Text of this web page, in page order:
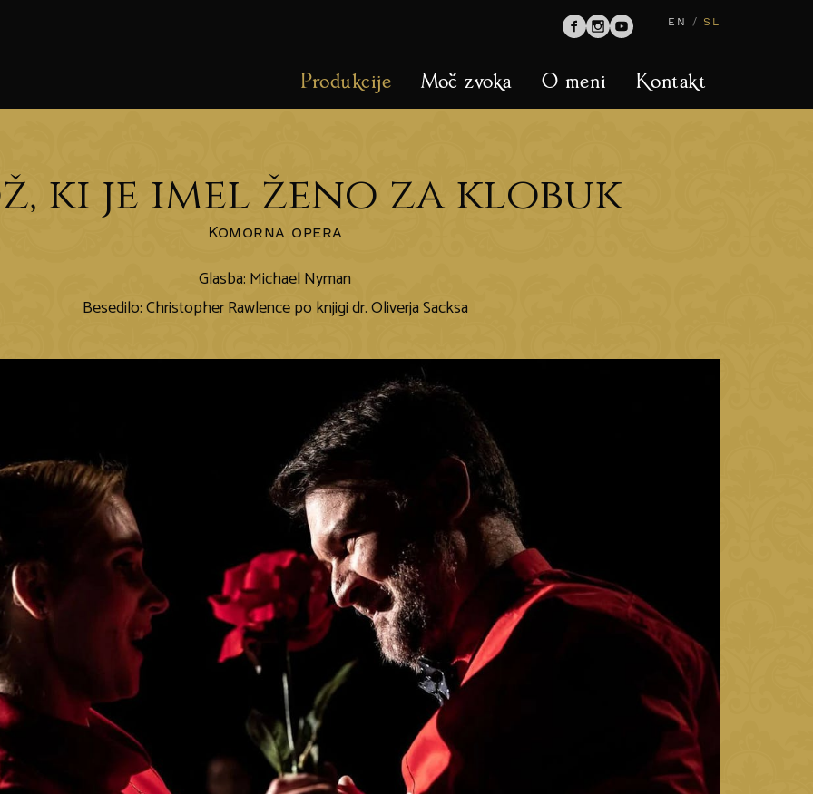
EN /SL
Produkcije Moč zvoka O meni Kontakt
ki je imel ženo za klobuk
Komorna opera
Glasba: Michael Nyman
Besedilo: Christopher Rawlence po knjigi dr. Oliverja Sacksa